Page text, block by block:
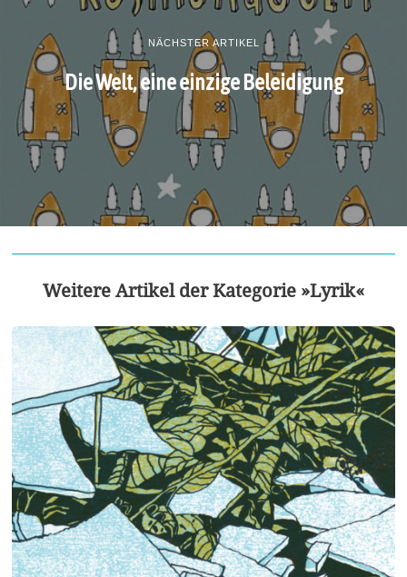
NÄCHSTER ARTIKEL
Die Welt, eine einzige Beleidigung
Weitere Artikel der Kategorie »Lyrik«